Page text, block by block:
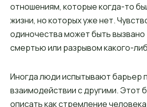
отношениям, которые когда-то
жизни, но которых уже нет.
одиночества может быть
смертью или разрывом какого-
Иногда люди испытывают барьер
взаимодействии с другими. Этот
описать как стремление